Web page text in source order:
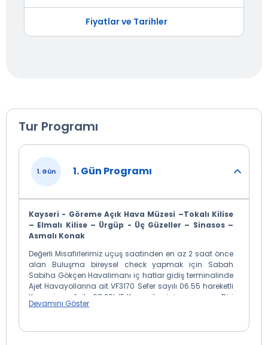
Fiyatlar ve Tarihler
Tur Programı
1. Gün 1. Gün Programı
Kayseri - Göreme Açık Hava Müzesi –Tokalı Kilise
– Elmalı Kilise – Ürgüp - Üç Güzeller – Sinasos –
Asmalı Konak
Değerli Misafirlerimiz uçuş saatinden en az 2 saat önce
alan Buluşma bireysel check yapmak için Sabah
Sabiha Gökçen Havalimanı iç hatlar gidiş terminalinde
Ajet Havayollarına ait VF3170 Sefer sayılı 06.55 hareketli
Kayseri uçağı ile 08.20’dE Kayseri’ye iniş yapıyoruz. Bizi
bekleyen aracımıza binerek Panoramik Kayseri şehir turu
Nevşehir’e doğru yolumuza devam ediyoruz.
Devamını Göster